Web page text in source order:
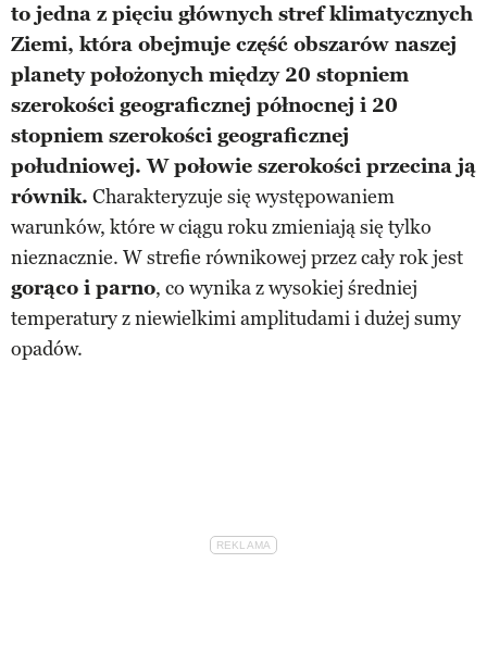
to jedna z pięciu głównych stref klimatycznych
Ziemi, która obejmuje część obszarów naszej
planety położonych między 20 stopniem
szerokości geograficznej północnej i 20
stopniem szerokości geograficznej
południowej. W połowie szerokości przecina ją
równik. Charakteryzuje się występowaniem
warunków, które w ciągu roku zmieniają się tylko
nieznacznie. W strefie równikowej przez cały rok jest
gorąco i parno, co wynika z wysokiej średniej
temperatury z niewielkimi amplitudami i dużej sumy
opadów.